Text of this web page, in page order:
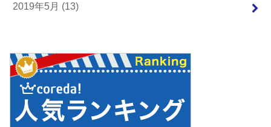
2019年5月 (13)